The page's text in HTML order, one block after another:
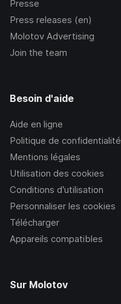
Presse
Press releases (en)
Molotov Advertising
Join the team
Besoin d'aide
Aide en ligne
Politique de confidentialité
Mentions légales
Utilisation des cookies
Conditions d’utilisation
Personnaliser les cookies
Télécharger
Appareils compatibles
Sur Molotov